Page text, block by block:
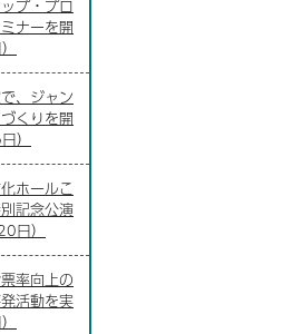
プ・プロ
ナーを開
、ジャン
くりを開
）
ホールこ
記念公演
日）
率向上の
活動を実